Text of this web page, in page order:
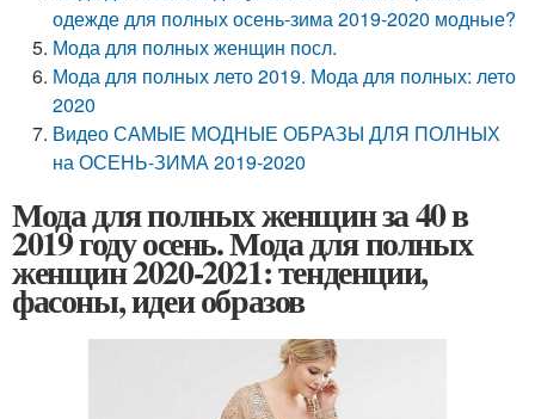
одежде для полных осень-зима 2019-2020 модные?
Мода для полных женщин посл.
Мода для полных лето 2019. Мода для полных: лето
2020
Видео САМЫЕ МОДНЫЕ ОБРАЗЫ ДЛЯ ПОЛНЫХ
на ОСЕНЬ-ЗИМА 2019-2020
Мода для полных женщин за 40 в
2019 году осень. Мода для полных
женщин 2020-2021: тенденции,
фасоны, идеи образов